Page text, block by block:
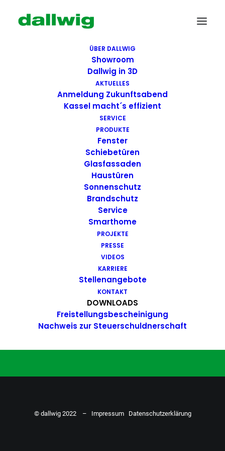
ÜBER DALLWIG
Showroom
Dallwig in 3D
AKTUELLES
Anmeldung Zukunftsabend
Kassel macht´s effizient
SERVICE
PRODUKTE
Fenster
Schiebetüren
Glasfassaden
Haustüren
Sonnenschutz
Brandschutz
Service
Smarthome
PROJEKTE
PRESSE
VIDEOS
KARRIERE
Stellenangebote
KONTAKT
DOWNLOADS
Freistellungsbescheinigung
Nachweis zur Steuerschuldnerschaft
Wir suchen Dich!
Dallwig bietet
Perspektive
Du hast Bock auf einen Job mit
Action. Bewirb dich ganz einfach
ZU DEN STELLENANGEBOTEN
© dallwig 2022 – Impressum Datenschutzerklärung